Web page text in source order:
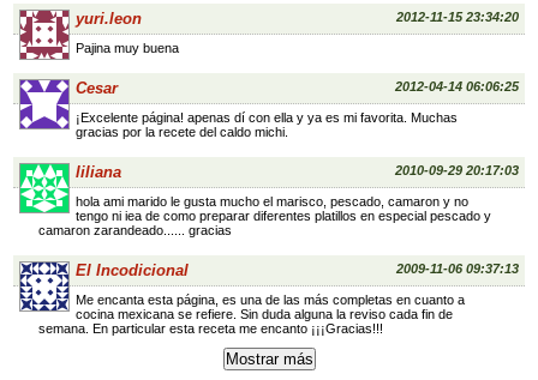
yuri.leon 2012-11-15 23:34:20
Pajina muy buena
Cesar 2012-04-14 06:06:25
¡Excelente página! apenas dí con ella y ya es mi favorita. Muchas
gracias por la recete del caldo michi.
liliana 2010-09-29 20:17:03
hola ami marido le gusta mucho el marisco, pescado, camaron y no
tengo ni iea de como preparar diferentes platillos en especial pescado y
camaron zarandeado...... gracias
El Incodicional 2009-11-06 09:37:13
Me encanta esta página, es una de las más completas en cuanto a
cocina mexicana se refiere. Sin duda alguna la reviso cada fin de
semana. En particular esta receta me encanto ¡¡¡Gracias!!!